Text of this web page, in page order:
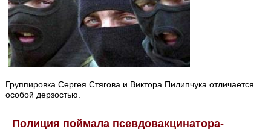
Группировка Сергея Стягова и Виктора Пилипчука отличается
особой дерзостью.
Полиция поймала псевдовакцинатора-